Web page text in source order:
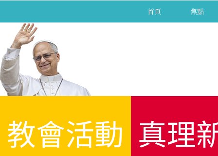
首頁 焦點
教會活動 真理